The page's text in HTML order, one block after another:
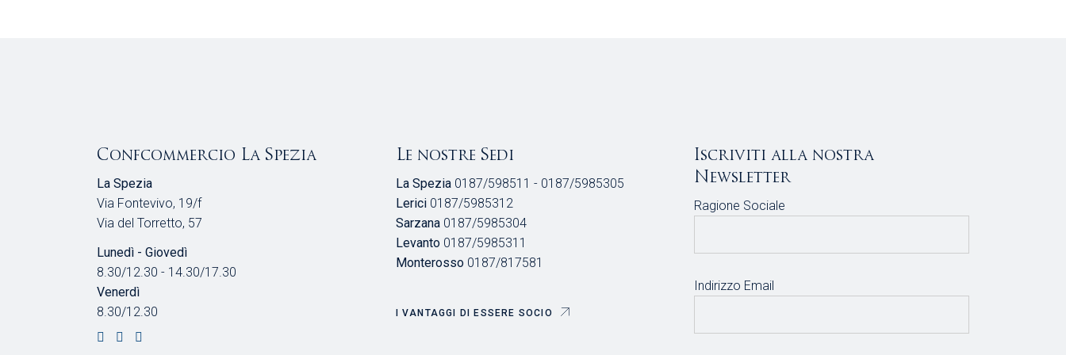
Confcommercio La Spezia
La Spezia
Via Fontevivo, 19/f
Via del Torretto, 57
Lunedì - Giovedì
8.30/12.30 - 14.30/17.30
Venerdì
8.30/12.30
Le nostre Sedi
La Spezia0187/598511 - 0187/5985305
Lerici0187/5985312
Sarzana0187/5985304
Levanto0187/5985311
Monterosso0187/817581
I VANTAGGI DI ESSERE SOCIO
Iscriviti alla nostra
Newsletter
Ragione Sociale
Indirizzo Email